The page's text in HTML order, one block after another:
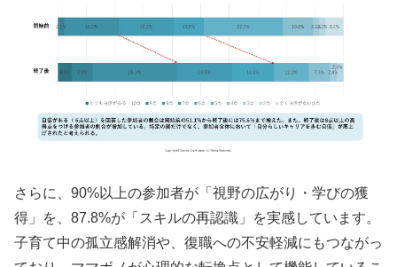
さらに、90%以上の参加者が「視野の広がり・学びの獲
得」を、87.8%が「スキルの再認識」を実感しています。
子育て中の孤立感解消や、復職への不安軽減にもつながっ